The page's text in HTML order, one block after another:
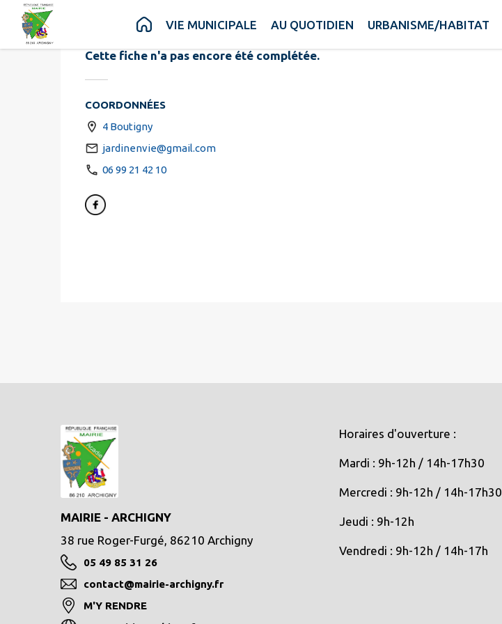
Contenu Recherche Pied de page
VIE MUNICIPALE AU QUOTIDIEN URBANISME/HABITAT
JARDIN EN VIE
Cette fiche n'a pas encore été complétée.
COORDONNÉES
4 Boutigny
jardinenvie@gmail.com
06 99 21 42 10
MAIRIE - ARCHIGNY
38 rue Roger-Furgé, 86210 Archigny
05 49 85 31 26
contact@mairie-archigny.fr
M'Y RENDRE
Horaires d'ouverture :
Mardi : 9h-12h / 14h-17h30
Mercredi : 9h-12h / 14h-17h30
Jeudi : 9h-12h
Vendredi : 9h-12h / 14h-17h